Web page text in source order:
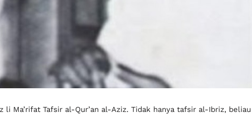
Ma’rifat Tafsir al-Qur’an al-Aziz. Tidak hanya tafsir al-Ibriz, beliau